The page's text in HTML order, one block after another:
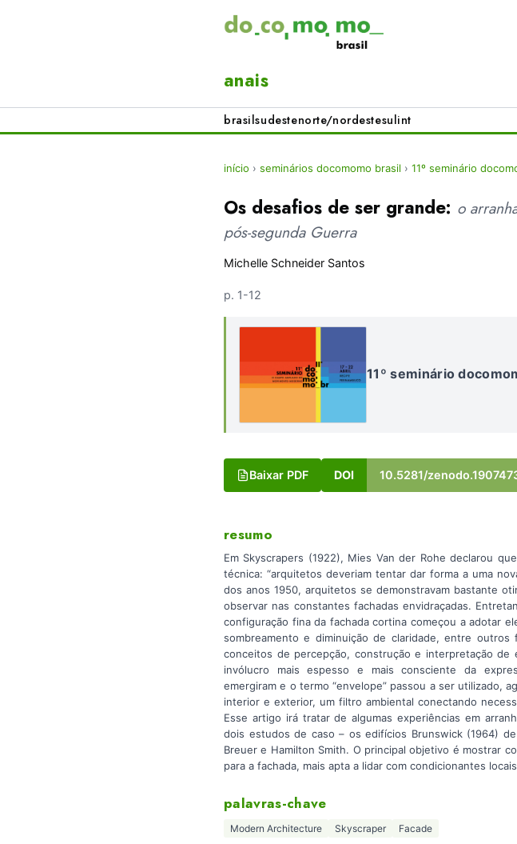
anais
brasilsudestenorte/nordestesulint
início › seminários docomomo brasil › 11º seminário
Os desafios de ser grande: o
pós-segunda Guerra
Michelle Schneider Santos
p. 1-12
11º seminário
Baixar PDF DOI 10.5281/
resumo
Em Skyscrapers (1922), Mies Van der Rohe declarou
técnica: “arquitetos deveriam tentar dar forma a uma
dos anos 1950, arquitetos se demonstravam bastante
observar nas constantes fachadas envidraçadas.
configuração fina da fachada cortina começou a adotar
sombreamento e diminuição de claridade, entre outros
conceitos de percepção, construção e interpretação
invólucro mais espesso e mais consciente da
emergiram e o termo “envelope” passou a ser utilizado,
interior e exterior, um filtro ambiental conectando
Esse artigo irá tratar de algumas experiências em
dois estudos de caso – os edifícios Brunswick (1964)
Breuer e Hamilton Smith. O principal objetivo é mostrar
para a fachada, mais apta a lidar com condicionantes
palavras-chave
Modern Architecture Skyscraper Facade